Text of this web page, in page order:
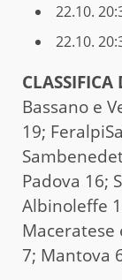
22.10.
22.10.
Bassano e
19;
Padova 16;
Albinoleffe
Maceratese
7; Mantova